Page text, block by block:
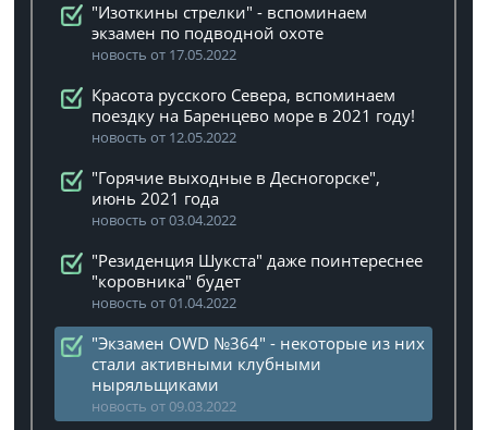
"Изоткины стрелки" - вспоминаем
экзамен по подводной охоте
новость от 17.05.2022
Красота русского Севера, вспоминаем
поездку на Баренцево море в 2021 году!
новость от 12.05.2022
"Горячие выходные в Десногорске",
июнь 2021 года
новость от 03.04.2022
"Резиденция Шукста" даже поинтереснее
"коровника" будет
новость от 01.04.2022
"Экзамен OWD №364" - некоторые из них
стали активными клубными
ныряльщиками
новость от 09.03.2022